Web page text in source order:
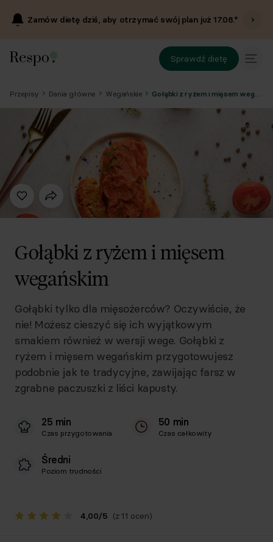
Zamów dietę dziś, aby otrzymać swój plan już17.08.*
Sprawdź dietę
Przepisy Dania główne Wegańskie
Gołąbki z ryżem i mięsem
wegańskim
Gołąbki tylko dla mięsożerców? Oczywiście, że
nie! Możesz cieszyć się ich wyjątkowym
smakiem również w wersji wege. Gołąbki z
ryżem i mięsem wegańskim przygotowujesz
podobnie jak te tradycyjne, zawijając farsz w
zgrabne paczuszki z liści kapusty.
25 min
Czas przygotowania
50 min
Czas całkowity
Średni
Poziom trudności
4,00/5 (z 11 ocen)